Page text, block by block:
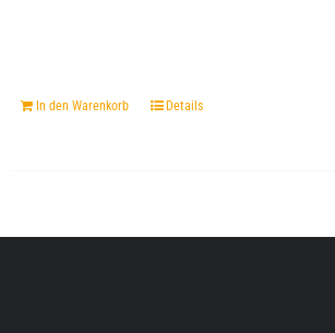
In den Warenkorb Details